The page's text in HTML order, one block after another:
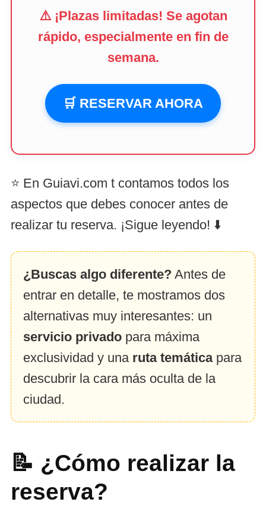
⚠️ ¡Plazas limitadas! Se agotan
rápido, especialmente en fin de
semana.
🛒 RESERVAR AHORA
⭐ En Guiavi.com t contamos todos los
aspectos que debes conocer antes de
realizar tu reserva. ¡Sigue leyendo! ⬇️
¿Buscas algo diferente? Antes de
entrar en detalle, te mostramos dos
alternativas muy interesantes: un
servicio privado para máxima
exclusividad y una ruta temáticapara
descubrir la cara más oculta de la
ciudad.
📝 ¿Cómo realizar la
reserva?